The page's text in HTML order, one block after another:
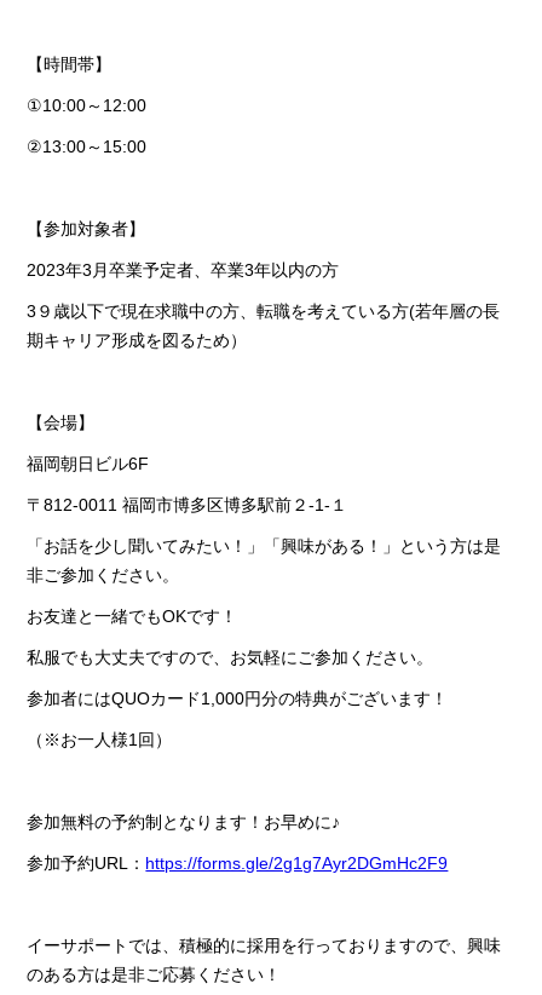
【時間帯】
①10:00～12:00
②13:00～15:00
【参加対象者】
2023年3月卒業予定者、卒業3年以内の方
3９歳以下で現在求職中の方、転職を考えている方(若年層の長
期キャリア形成を図るため）
【会場】
福岡朝日ビル6F
〒812-0011 福岡市博多区博多駅前２‐1‐１
「お話を少し聞いてみたい！」「興味がある！」という方は是
非ご参加ください。
お友達と一緒でもOKです！
私服でも大丈夫ですので、お気軽にご参加ください。
参加者にはQUOカード1,000円分の特典がございます！
（※お一人様1回）
参加無料の予約制となります！お早めに♪
参加予約URL： https://forms.gle/2g1g7Ayr2DGmHc2F9
イーサポートでは、積極的に採用を行っておりますので、興味
のある方は是非ご応募ください！